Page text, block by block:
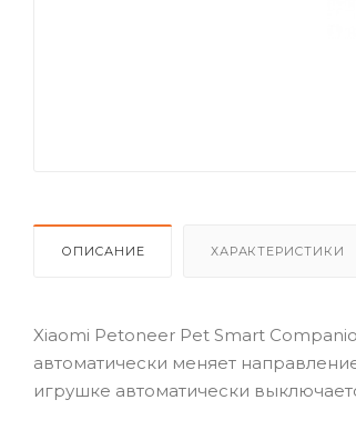
ОПИСАНИЕ ХАРАКТЕРИСТИКИ
Xiaomi Petoneer Pet Smart
автоматически меняет
игрушке автоматически